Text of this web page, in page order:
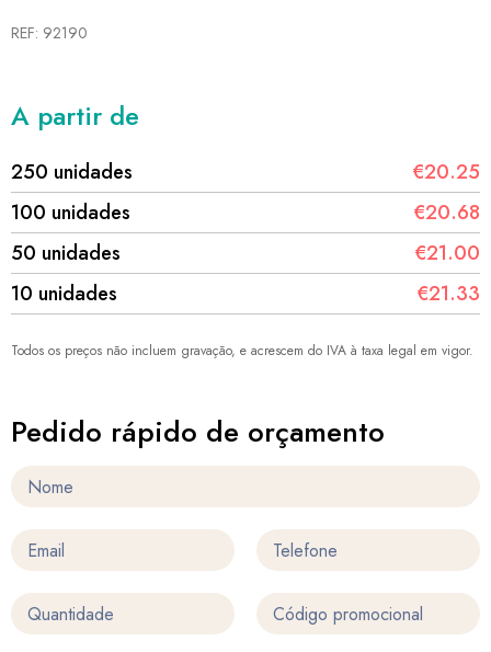
REF: 92190
A partir de
250 unidades
€20.25
100 unidades
€20.68
50 unidades
€21.00
10 unidades
€21.33
Todos os preços não incluem gravação, e acrescem do IVA à taxa legal em vigor.
Pedido rápido de orçamento